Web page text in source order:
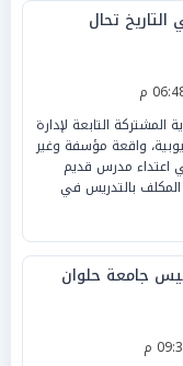
تحال
التابعة لإدارة
واقعة مؤسفة وغير
اعتداء مدرس قديم
المكلف بالتدريس في
جامعة حلوان